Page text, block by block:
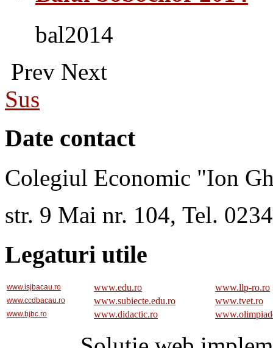
bal2014
Prev Next
Sus
Date contact
Colegiul Economic "Ion
str. 9 Mai nr. 104, Tel.
Legaturi utile
www.isjbacau.ro www.edu.ro www.llp-ro.ro
www.ccdbacau.ro www.subiecte.edu.ro www.tvet.ro
www.bjbc.ro www.didactic.ro